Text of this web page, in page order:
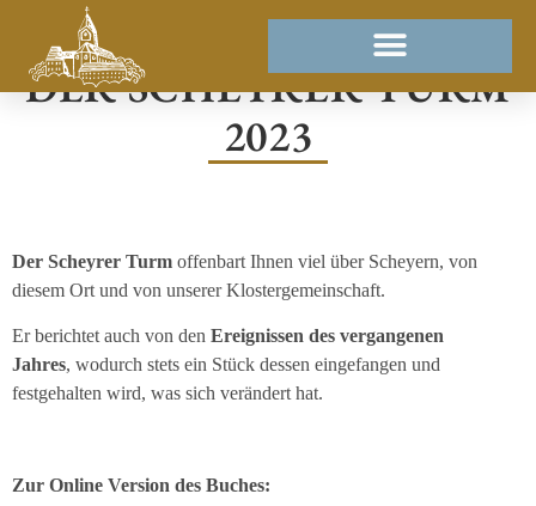
DER SCHEYRER TURM
2023
Der Scheyrer Turm offenbart Ihnen viel über Scheyern, von
diesem Ort und von unserer Klostergemeinschaft.
Er berichtet auch von den Ereignissen des vergangenen
Jahres, wodurch stets ein Stück dessen eingefangen und
festgehalten wird, was sich verändert hat.
Zur Online Version des Buches: